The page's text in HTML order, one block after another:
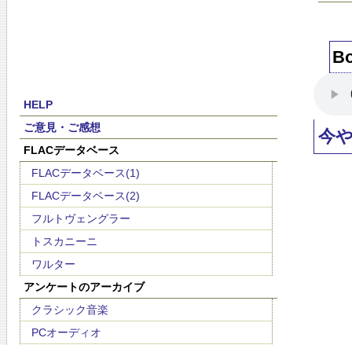
HELP
ご意見・ご感想
FLACデータベース
FLACデータベース(1)
FLACデータベース(2)
フルトヴェングラー
トスカニーニ
ワルター
アンケートのアーカイブ
クラシック音楽
PCオーディオ
今